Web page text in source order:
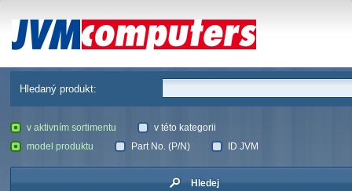
JVM Computers
Hledaný produkt:
v aktivním sortimentu
v této kategorii
model produktu
Part No. (P/N) ID JVM
Hledej